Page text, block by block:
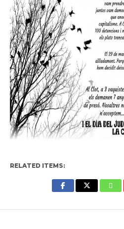
RELATED ITEMS: